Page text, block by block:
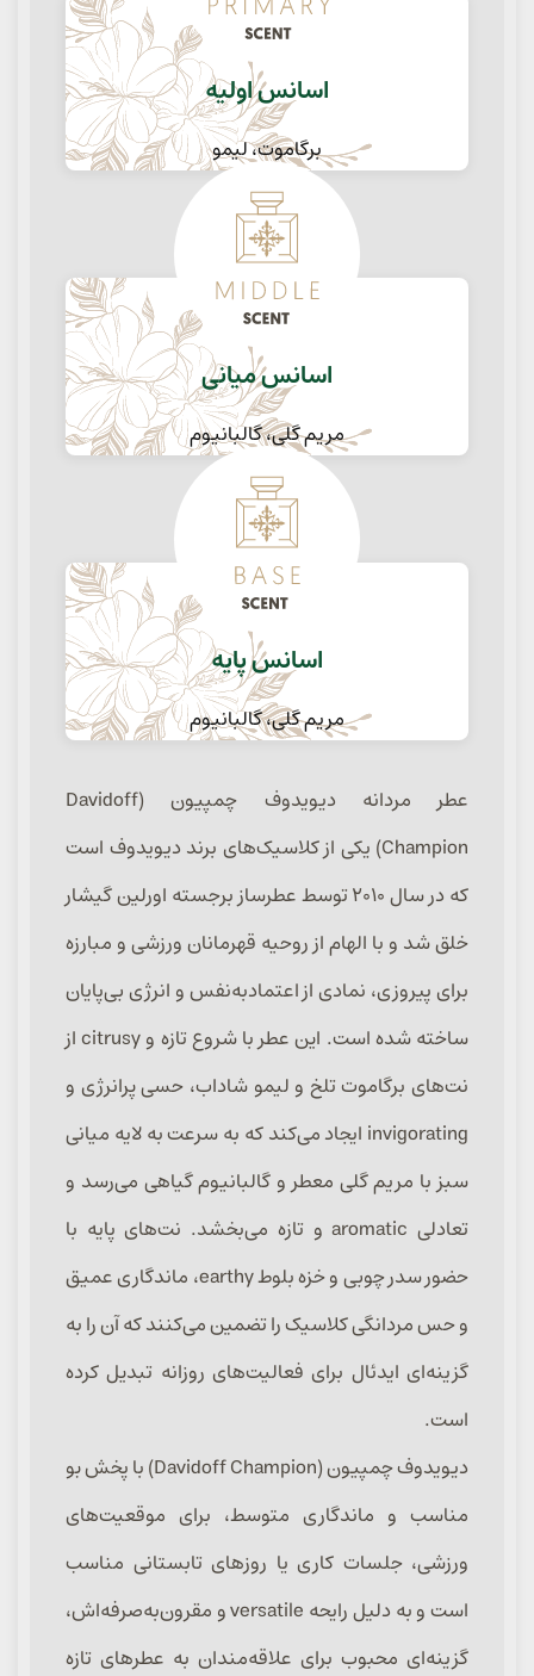
اسانس اولیه
برگاموت، لیمو
اسانس میانی
مریم گلی، گالبانیوم
اسانس پایه
مریم گلی، گالبانیوم
عطر مردانه دیویدوف چمپیون (Davidoff
Champion) یکی از کلاسیک‌های برند دیویدوف است
که در سال ۲۰۱۰ توسط عطرساز برجسته اورلین گیشار
خلق شد و با الهام از روحیه قهرمانان ورزشی و مبارزه
برای پیروزی، نمادی از اعتمادبه‌نفس و انرژی بی‌پایان
ساخته شده است. این عطر با شروع تازه و citrusy از
نت‌های برگاموت تلخ و لیمو شاداب، حسی پرانرژی و
invigorating ایجاد می‌کند که به سرعت به لایه میانی
سبز با مریم گلی معطر و گالبانیوم گیاهی می‌رسد و
تعادلی aromatic و تازه می‌بخشد. نت‌های پایه با
حضور سدر چوبی و خزه بلوط earthy، ماندگاری عمیق
و حس مردانگی کلاسیک را تضمین می‌کنند که آن را به
گزینه‌ای ایدئال برای فعالیت‌های روزانه تبدیل کرده
است.
دیویدوف چمپیون (Davidoff Champion) با پخش بو
مناسب و ماندگاری متوسط، برای موقعیت‌های
ورزشی، جلسات کاری یا روزهای تابستانی مناسب
است و به دلیل رایحه versatile و مقرون‌به‌صرفه‌اش،
گزینه‌ای محبوب برای علاقه‌مندان به عطرهای تازه